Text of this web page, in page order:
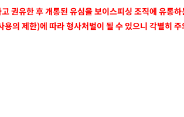
권유한 후 개통된 유심을 보이스피싱 조직에 유통
의 제한)에 따라 형사처벌이 될 수 있으니 각별히